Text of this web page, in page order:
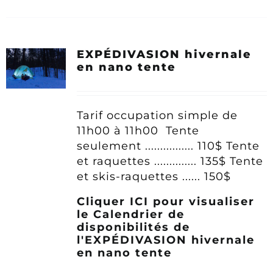
EXPÉDIVASION hivernale
en nano tente
Tarif occupation simple de
11h00 à 11h00
Tente
seulement ................ 110$ Tente
et raquettes .............. 135$ Tente
et skis-raquettes ...... 150$
Cliquer ICI pour visualiser
le Calendrier de
disponibilités de
l'EXPÉDIVASION hivernale
en nano tente